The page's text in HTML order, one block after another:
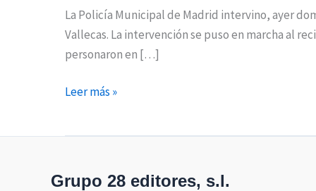
La Policía Municipal de Madrid intervino, ayer
Vallecas. La intervención se puso en marcha al
personaron en […]
Leer más »
Grupo 28 editores, s.l.